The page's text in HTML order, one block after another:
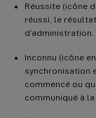
Réussite (icône
réussi, le
d’administration.
Inconnu (icône
synchronisation
commencé ou
communiqué à